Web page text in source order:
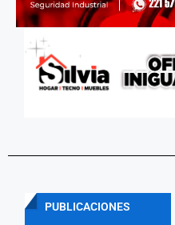
PUBLICACIONES